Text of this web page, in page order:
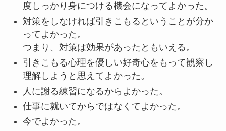
度しっかり身につける機会になってよかった。
対策をしなければ引きこもるということが分か
ってよかった。
つまり、対策は効果があったともいえる。
引きこもる心理を優しい好奇心をもって観察し
理解しようと思えてよかった。
人に謝る練習になるからよかった。
仕事に就いてからではなくてよかった。
今でよかった。